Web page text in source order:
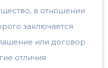
в отношении
заключается
или договор
отличия